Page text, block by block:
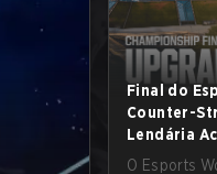
Final do
Counter-
Lendária
O Esports